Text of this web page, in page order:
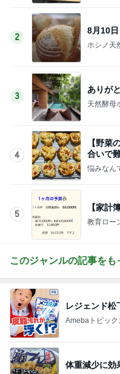
2
8月10
ホシノ天
3
ありが
天然酵母
4
【野
合いで
悩みなん
5
【家計
教育ロー
このジャンルの記事をも
レジェンド松
Amebaトピック
体重減少に効